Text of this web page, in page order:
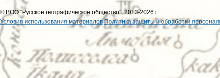
© ВОО "Русское географическое общество", 2013-2026 г.
Условия использования материалов Политика защиты и обработки